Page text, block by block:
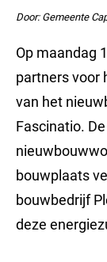
Door: Gemeente
Op maandag
partners voor
van het
Fascinatio.
bouwplaats
bouwbedrijf
deze